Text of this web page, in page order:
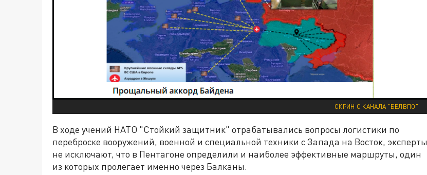
СКРИН С КАНАЛА "БЕЛВПО"
В ходе учений НАТО "Стойкий защитник" отрабатывались вопросы логистики по
переброске вооружений, военной и специальной техники с Запада на Восток, эксперты
не исключают, что в Пентагоне определили и наиболее эффективные маршруты, один
из которых пролегает именно через Балканы.